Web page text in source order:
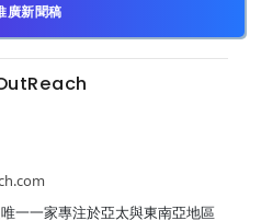
廣新聞稿
一一家專注於亞太與東南亞地區